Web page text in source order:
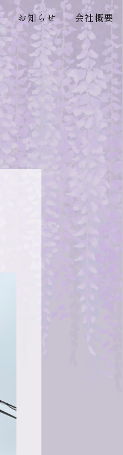
お知らせ 会社概要